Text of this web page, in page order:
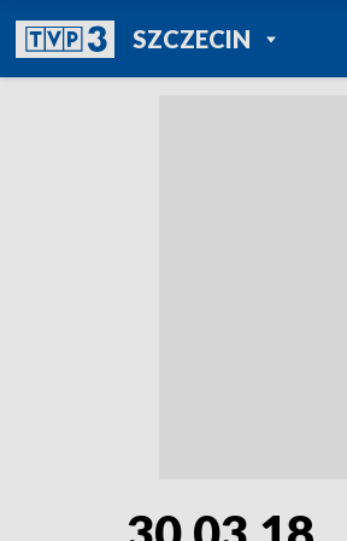
SZCZECINPOWRÓT DO
TVP REGIONY